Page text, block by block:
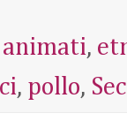
,
, pollo,